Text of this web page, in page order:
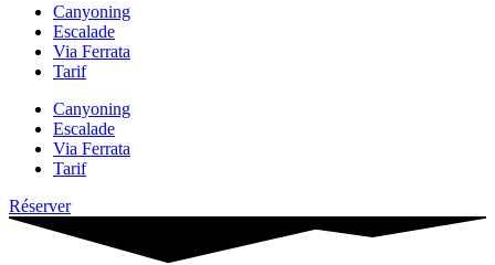
Canyoning
Escalade
Via Ferrata
Tarif
Canyoning
Escalade
Via Ferrata
Tarif
Réserver